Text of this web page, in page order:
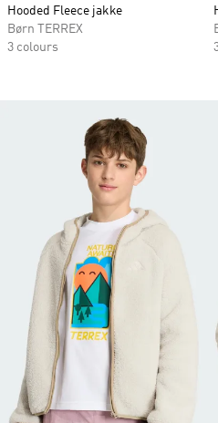
Hooded Fleece jakke
Børn TERREX
3 colours